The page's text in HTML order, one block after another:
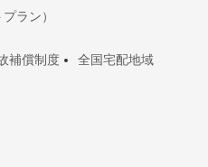
ラン）
補償制度 全国宅配地域